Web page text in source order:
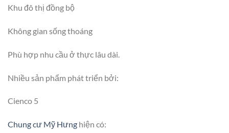
Khu đô thị đồng bộ
Không gian sống thoáng
Phù hợp nhu cầu ở thực lâu dài.
Nhiều sản phẩm phát triển bởi:
Cienco 5
Chung cư Mỹ Hưng hiện có: